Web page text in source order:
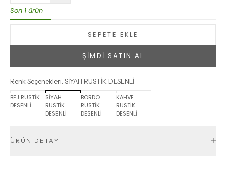
Son 1 ürün
SEPETE EKLE
ŞİMDİ SATIN AL
Renk Seçenekleri: SİYAH RUSTİK DESENLİ
BEJ RUSTİK
DESENLİ
SİYAH
RUSTİK
DESENLİ
BORDO
RUSTİK
DESENLİ
KAHVE
RUSTİK
DESENLİ
ÜRÜN DETAYI